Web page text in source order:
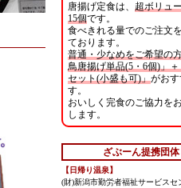
唐揚げ定食は、 超ボリュ
15個です。
食べきれる量でのご注文
ております。
普通・少なめをご希望の
鳥唐揚げ単品(5・6個)」
セット(小盛も可)」がお
す。
おいしく完食のご協力を
します。
ざぶーん提携団体
【日帰り温泉】
(財)新潟市勤労者福祉サービスセ